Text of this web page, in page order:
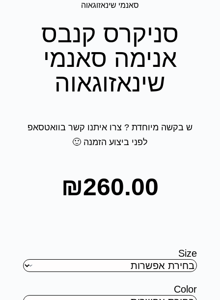
סאנמי שינאזוגאוה
סניקרס קנבס
אנימה סאנמי
שינאזוגאוה
ש בקשה מיוחדת ? צרו איתנו קשר בוואטסאפ
לפני ביצוע הזמנה 🙂
₪260.00
Size
Color